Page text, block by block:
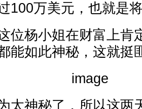
100万美元，也就是
位杨小姐在财富上肯
能如此神秘，这就挺
太神秘了，所以这两